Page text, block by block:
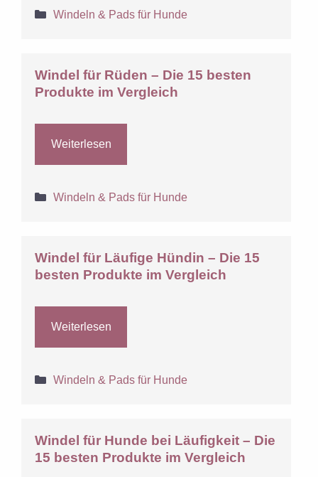
Kategorien
Windeln & Pads für Hunde
Windel für Rüden – Die 15 besten
Produkte im Vergleich
Weiterlesen
Kategorien
Windeln & Pads für Hunde
Windel für Läufige Hündin – Die 15
besten Produkte im Vergleich
Weiterlesen
Kategorien
Windeln & Pads für Hunde
Windel für Hunde bei Läufigkeit – Die
15 besten Produkte im Vergleich